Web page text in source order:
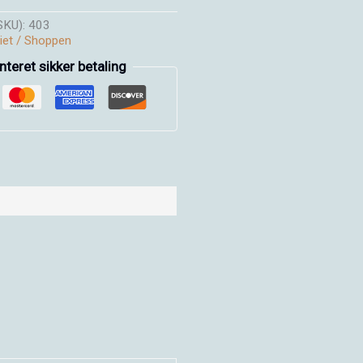
403
/ Shoppen
sikker betaling